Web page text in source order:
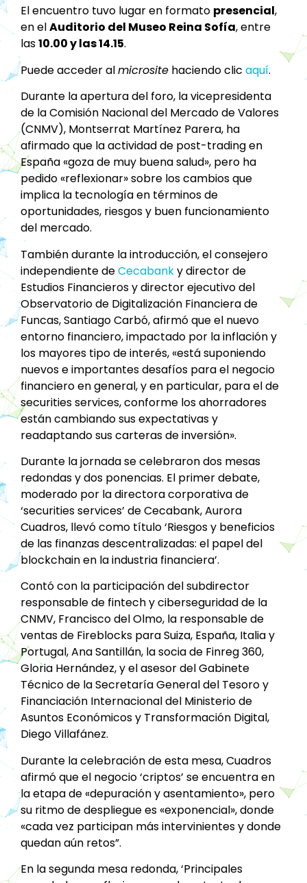
El encuentro tuvo lugar en formato presencial,
en elAuditorio del Museo Reina Sofía, entre
las10.00 y las 14.15.
Puede acceder almicrosite haciendo clic aquí.
Durante la apertura del foro, la vicepresidenta
de la Comisión Nacional del Mercado de Valores
(CNMV), Montserrat Martínez Parera, ha
afirmado que la actividad de post-trading en
España «goza de muy buena salud», pero ha
pedido «reflexionar» sobre los cambios que
implica la tecnología en términos de
oportunidades, riesgos y buen funcionamiento
del mercado.
También durante la introducción, el consejero
independiente deCecabanky director de
Estudios Financieros y director ejecutivo del
Observatorio de Digitalización Financiera de
Funcas, Santiago Carbó, afirmó que el nuevo
entorno financiero, impactado por la inflación y
los mayores tipo de interés, «está suponiendo
nuevos e importantes desafíos para el negocio
financiero en general, y en particular, para el de
securities services, conforme los ahorradores
están cambiando sus expectativas y
readaptando sus carteras de inversión».
Durante la jornada se celebraron dos mesas
redondas y dos ponencias. El primer debate,
moderado por la directora corporativa de
‘securities services’ de Cecabank, Aurora
Cuadros, llevó como título ‘Riesgos y beneficios
de las finanzas descentralizadas: el papel del
blockchain en la industria financiera’.
Contó con la participación del subdirector
responsable de fintech y ciberseguridad de la
CNMV, Francisco del Olmo, la responsable de
ventas de Fireblocks para Suiza, España, Italia y
Portugal, Ana Santillán, la socia de Finreg 360,
Gloria Hernández, y el asesor del Gabinete
Técnico de la Secretaría General del Tesoro y
Financiación Internacional del Ministerio de
Asuntos Económicos y Transformación Digital,
Diego Villafánez.
Durante la celebración de esta mesa, Cuadros
afirmó que el negocio ‘criptos’ se encuentra en
la etapa de «depuración y asentamiento», pero
su ritmo de despliegue es «exponencial», donde
«cada vez participan más intervinientes y donde
quedan aún retos”.
En la segunda mesa redonda, ‘Principales